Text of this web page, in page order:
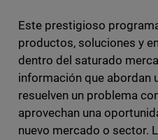
Este prestigioso
productos, soluciones y
dentro del saturado
información que abordan
resuelven un problema
aprovechan una
nuevo mercado o sector.